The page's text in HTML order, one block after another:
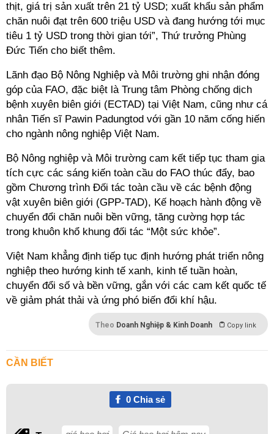
thịt, giá trị sản xuất trên 21 tỷ USD; xuất khẩu sản phẩm
chăn nuôi đạt trên 600 triệu USD và đang hướng tới mục
tiêu 1 tỷ USD trong thời gian tới”, Thứ trưởng Phùng
Đức Tiến cho biết thêm.
Lãnh đạo Bộ Nông Nghiệp và Môi trường ghi nhận đóng
góp của FAO, đặc biệt là Trung tâm Phòng chống dịch
bệnh xuyên biên giới (ECTAD) tại Việt Nam, cũng như cá
nhân Tiến sĩ Pawin Padungtod với gần 10 năm cống hiến
cho ngành nông nghiệp Việt Nam.
Bộ Nông nghiệp và Môi trường cam kết tiếp tục tham gia
tích cực các sáng kiến toàn cầu do FAO thúc đẩy, bao
gồm Chương trình Đối tác toàn cầu về các bệnh động
vật xuyên biên giới (GPP-TAD), Kế hoạch hành động về
chuyển đổi chăn nuôi bền vững, tăng cường hợp tác
trong khuôn khổ khung đối tác “Một sức khỏe”.
Việt Nam khẳng định tiếp tục định hướng phát triển nông
nghiệp theo hướng kinh tế xanh, kinh tế tuần hoàn,
chuyển đổi số và bền vững, gắn với các cam kết quốc tế
về giảm phát thải và ứng phó biến đổi khí hậu.
Theo Doanh Nghiệp & Kinh Doanh Copy link
CẦN BIẾT
0Chia sẻ